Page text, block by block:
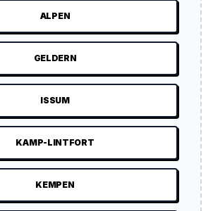
ALPEN
GELDERN
ISSUM
KAMP-LINTFORT
KEMPEN